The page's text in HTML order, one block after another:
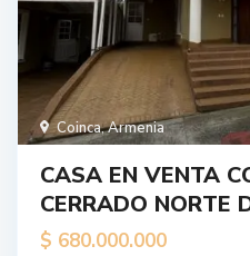
Coinca,Armenia
CASA EN VENTA
CERRADO NORTE
$ 680.000.000